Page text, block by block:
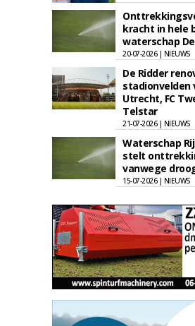
kracht in hele
waterschap
20-07-2026 | NIEUWS
De Ridder
stadionvelden
Utrecht, FC
Telstar
21-07-2026 | NIEUWS
Waterschap
stelt
vanwege
15-07-2026 | NIEUWS